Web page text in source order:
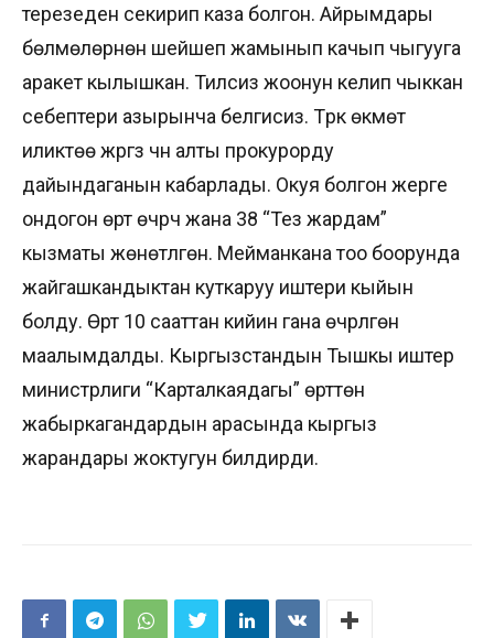
терезеден секирип каза болгон. Айрымдары
бөлмөлөрүнөн шейшеп жамынып качып чыгууга
аракет кылышкан. Тилсиз жоонун келип чыккан
себептери азырынча белгисиз. Түрк өкмөтү
иликтөө жүргүзүү үчүн алты прокурорду
дайындаганын кабарлады. Окуя болгон жерге
ондогон өрт өчүрүүчү жана 38 “Тез жардам”
кызматы жөнөтүлгөн. Мейманкана тоо боорунда
жайгашкандыктан куткаруу иштери кыйын
болду. Өрт 10 сааттан кийин гана өчүрүлгөнү
маалымдалды. Кыргызстандын Тышкы иштер
министрлиги “Карталкаядагы” өрттөн
жабыркагандардын арасында кыргыз
жарандары жоктугун билдирди.